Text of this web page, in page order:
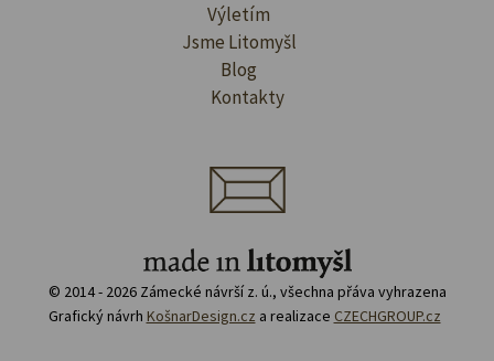
Výletím
Jsme Litomyšl
Blog
Kontakty
© 2014 - 2026 Zámecké návrší z. ú., všechna přáva vyhrazena
Grafický návrh KošnarDesign.cz a realizace CZECHGROUP.cz